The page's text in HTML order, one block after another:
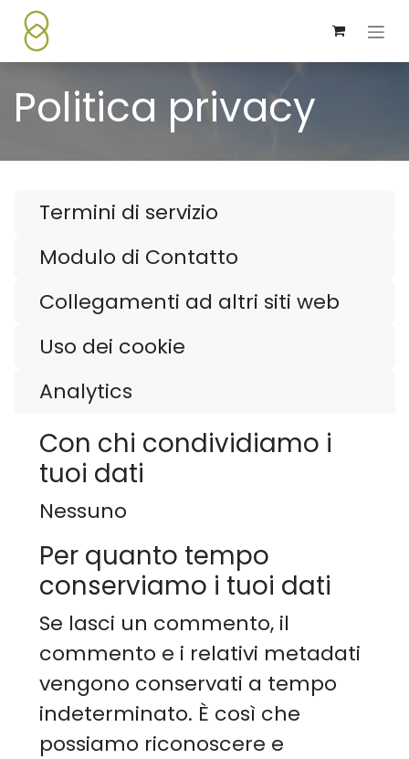
Passa al contenuto
Politica privacy
Termini di servizio
Modulo di Contatto
Collegamenti ad altri siti web
Uso dei cookie
Analytics
Con chi condividiamo i
tuoi dati
Nessuno
Per quanto tempo
conserviamo i tuoi dati
Se lasci un commento, il
commento e i relativi metadati
vengono conservati a tempo
indeterminato. È così che
possiamo riconoscere e